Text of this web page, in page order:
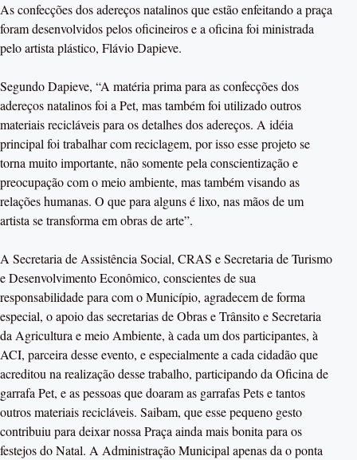
As confecções dos adereços natalinos que estão enfeitando a praça
foram desenvolvidos pelos oficineiros e a oficina foi ministrada
pelo artista plástico, Flávio Dapieve.
Segundo Dapieve, “A matéria prima para as confecções dos
adereços natalinos foi a Pet, mas também foi utilizado outros
materiais recicláveis para os detalhes dos adereços. A idéia
principal foi trabalhar com reciclagem, por isso esse projeto se
torna muito importante, não somente pela conscientização e
preocupação com o meio ambiente, mas também visando as
relações humanas. O que para alguns é lixo, nas mãos de um
artista se transforma em obras de arte”.
A Secretaria de Assistência Social, CRAS e Secretaria de Turismo
e Desenvolvimento Econômico, conscientes de sua
responsabilidade para com o Município, agradecem de forma
especial, o apoio das secretarias de Obras e Trânsito e Secretaria
da Agricultura e meio Ambiente, à cada um dos participantes, à
ACI, parceira desse evento, e especialmente a cada cidadão que
acreditou na realização desse trabalho, participando da Oficina de
garrafa Pet, e as pessoas que doaram as garrafas Pets e tantos
outros materiais recicláveis. Saibam, que esse pequeno gesto
contribuiu para deixar nossa Praça ainda mais bonita para os
festejos do Natal. A Administração Municipal apenas da o ponta